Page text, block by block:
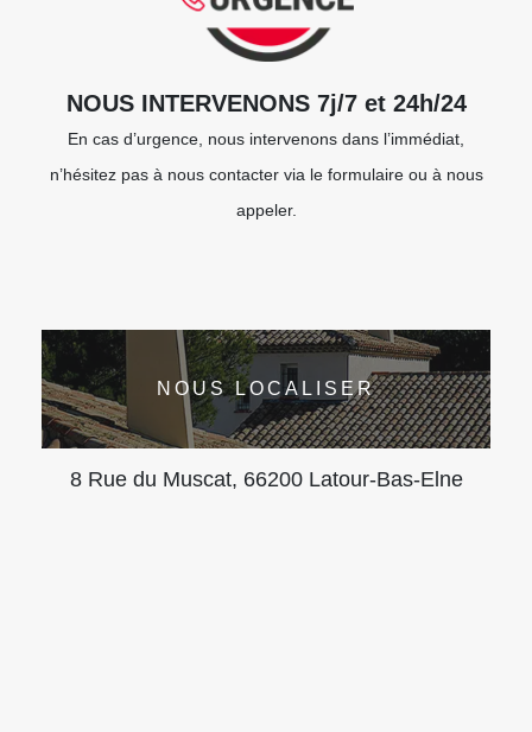
NOUS INTERVENONS 7j/7 et 24h/24
En cas d’urgence, nous intervenons dans l’immédiat,
n’hésitez pas à nous contacter via le formulaire ou à nous
appeler.
NOUS LOCALISER
8 Rue du Muscat, 66200 Latour-Bas-Elne